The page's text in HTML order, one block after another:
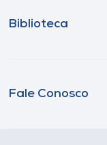
Biblioteca
Fale Conosco